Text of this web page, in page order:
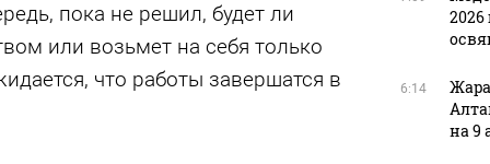
пока не решил, будет ли
или возьмет на себя только
что работы завершатся в
2026
6:14
на 9